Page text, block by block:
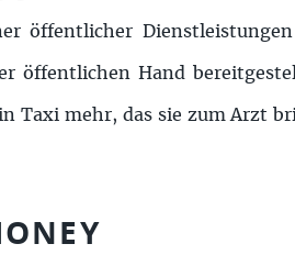
öffentlicher
öffentlichen Hand
Taxi mehr, das sie zum Arzt